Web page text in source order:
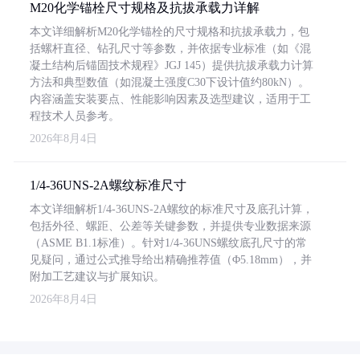
M20化学锚栓尺寸规格及抗拔承载力详解
本文详细解析M20化学锚栓的尺寸规格和抗拔承载力，包
括螺杆直径、钻孔尺寸等参数，并依据专业标准（如《混
凝土结构后锚固技术规程》JGJ 145）提供抗拔承载力计算
方法和典型数值（如混凝土强度C30下设计值约80kN）。
内容涵盖安装要点、性能影响因素及选型建议，适用于工
程技术人员参考。
2026年8月4日
1/4-36UNS-2A螺纹标准尺寸
本文详细解析1/4-36UNS-2A螺纹的标准尺寸及底孔计算，
包括外径、螺距、公差等关键参数，并提供专业数据来源
（ASME B1.1标准）。针对1/4-36UNS螺纹底孔尺寸的常
见疑问，通过公式推导给出精确推荐值（Φ5.18mm），并
附加工艺建议与扩展知识。
2026年8月4日